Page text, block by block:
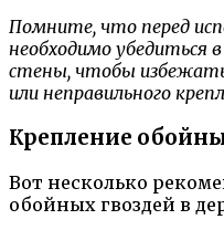
Помните, что перед
необходимо убедиться
стены, чтобы
или неправильного
Крепление
Вот несколько
обойных гвоздей в